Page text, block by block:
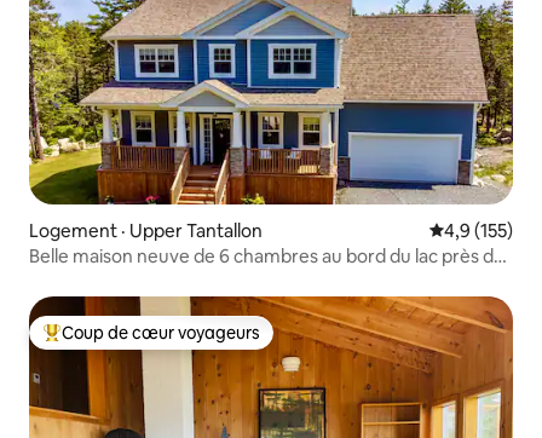
Logement · Upper Tantallon Note
4,9 (155)
Belle maison neuve de 6 chambres au bord du lac près de
Coup de cœur voyageurs parmi les plus aimés
Coup de cœur voyageurs